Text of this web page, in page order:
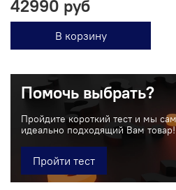
42990 руб
В корзину
Помочь выбрать?
Пройдите короткий тест и мы
идеально подходящий Вам товар!
Пройти тест